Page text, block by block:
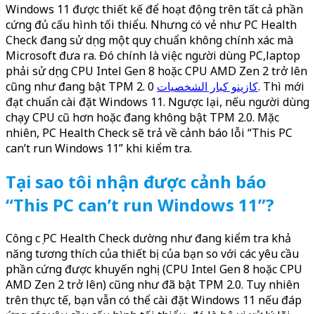
Windows 11 được thiết kế để hoạt động trên tất cả phần
cứng đủ cấu hình tối thiểu. Nhưng có vẻ như PC Health
Check đang sử dụng một quy chuẩn không chính xác mà
Microsoft đưa ra. Đó chính là việc người dùng PC,laptop
phải sử dụng CPU Intel Gen 8 hoặc CPU AMD Zen 2 trở lên
cũng như đang bật TPM 2.
كازينو كبار الشخصيات 0. Thì mới
đạt chuẩn cài đặt Windows 11. Ngược lại, nếu người dùng
chạy CPU cũ hơn hoặc đang không bật TPM 2.0. Mặc
nhiên, PC Health Check sẽ trả về cảnh báo lỗi “This PC
can’t run Windows 11” khi kiểm tra.
Tại sao tôi nhận được cảnh báo
“This PC can’t run Windows 11”?
Công cụ PC Health Check dường như đang kiểm tra khả
năng tương thích của thiết bị của bạn so với các yêu cầu
phần cứng được khuyến nghị (CPU Intel Gen 8 hoặc CPU
AMD Zen 2 trở lên) cũng như đã bật TPM 2.0. Tuy nhiên
trên thực tế, bạn vẫn có thể cài đặt Windows 11 nếu đáp